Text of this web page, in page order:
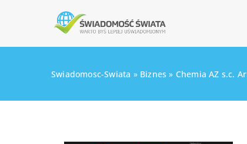
Swiadomosc-Swiata » Biznes » Chemia AZ s.c.